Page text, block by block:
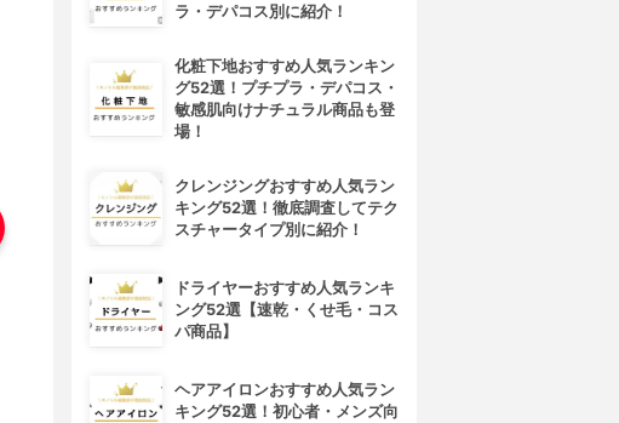
ラ・デパコス別に紹介！
化粧下地おすすめ人気ランキン
グ52選！プチプラ・デパコス・
敏感肌向けナチュラル商品も登
場！
クレンジングおすすめ人気ラン
キング52選！徹底調査してテク
スチャータイプ別に紹介！
ドライヤーおすすめ人気ランキ
ング52選【速乾・くせ毛・コス
パ商品】
ヘアアイロンおすすめ人気ラン
キング52選！初心者・メンズ向